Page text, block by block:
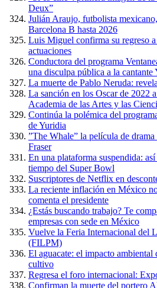
Deux”
Julián Araujo, futbolista
Barcelona B hasta 2026
Luis Miguel confirma su regreso
actuaciones
Conductora del programa
una disculpa pública a la cantante
La muerte de Pablo Neruda:
La sanción en los Oscar de 2022
Academia de las Artes y las
Continúa la polémica del
de Yuridia
”The Whale” la película de
Fraser
En una plataforma suspendida:
tiempo del Super Bowl
Suscriptores de Netflix en
La reciente inflación en México
comenta el presidente
¿Estás buscando trabajo? Te
empresas con sede en México
Vuelve la Feria Internacional del
(FILPM)
El aguacate: el impacto ambiental
cultivo
Regresa el foro internacional:
Confirman la muerte del portero